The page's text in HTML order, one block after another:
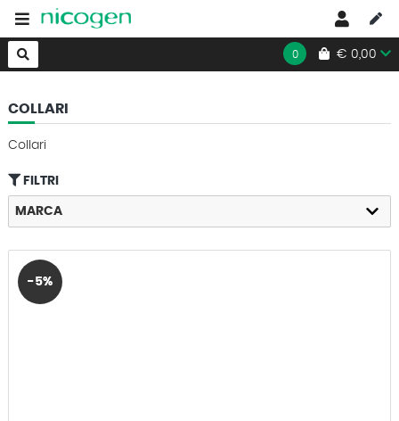
0 € 0,00
VETERINARIA» COLLARI
COLLARI
Collari
FILTRI
MARCA
-5%